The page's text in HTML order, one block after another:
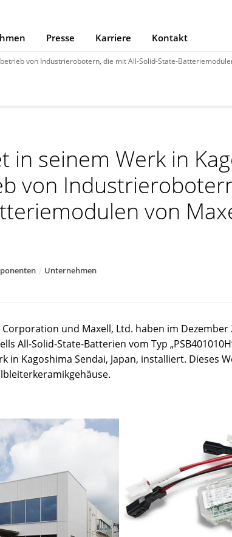
Presse Karriere Kontakt
Industrierobotern, die mit All-Solid-State-Batteriemodulen von Maxell
in seinem Werk in
von
von
Unternehmen
und Maxell, Ltd. haben im
All-Solid-State-Batterien vom Typ
in Kagoshima Sendai, Japan, installiert. Dieses